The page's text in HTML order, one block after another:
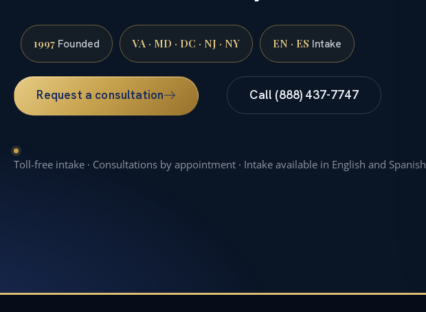
1997 Founded VA · MD · DC · NJ · NY EN · ES Intake
Request a consultation Call (888) 437-7747
Toll-free intake · Consultations by appointment · Intake available in English and Spanish